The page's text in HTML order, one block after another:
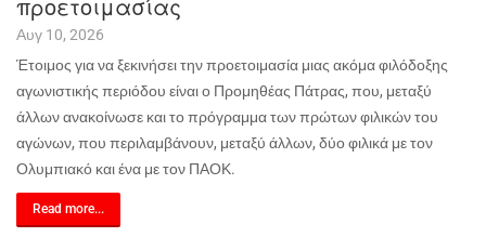
Αυγ 10, 2026
Έτοιμος για να ξεκινήσει την προετοιμασία μιας ακόμα φιλόδοξης
αγωνιστικής περιόδου είναι ο Προμηθέας Πάτρας, που, μεταξύ
άλλων ανακοίνωσε και το πρόγραμμα των πρώτων φιλικών του
αγώνων, που περιλαμβάνουν, μεταξύ άλλων, δύο φιλικά με τον
Ολυμπιακό και ένα με τον ΠΑΟΚ.
Read more...